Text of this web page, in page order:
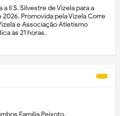
a II S. Silvestre de Vizela para a
Promovida pela Vizela Corre
e Associação Atletismo
às 21 horas.